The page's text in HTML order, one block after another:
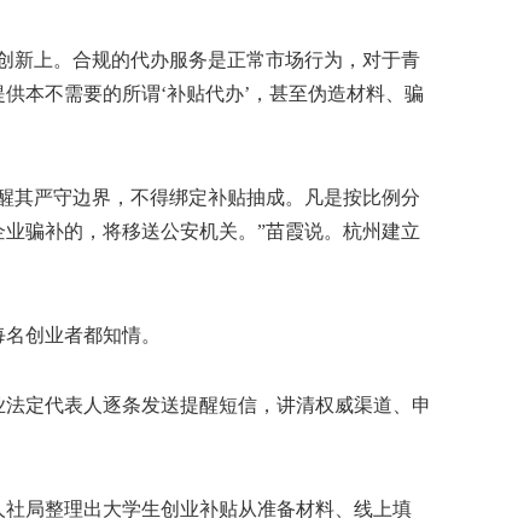
上。合规的代办服务是正常市场行为，对于青
本不需要的所谓‘补贴代办’，甚至伪造材料、骗
严守边界，不得绑定补贴抽成。凡是按比例分
骗补的，将移送公安机关。”苗霞说。杭州建立
创业者都知情。
定代表人逐条发送提醒短信，讲清权威渠道、申
局整理出大学生创业补贴从准备材料、线上填